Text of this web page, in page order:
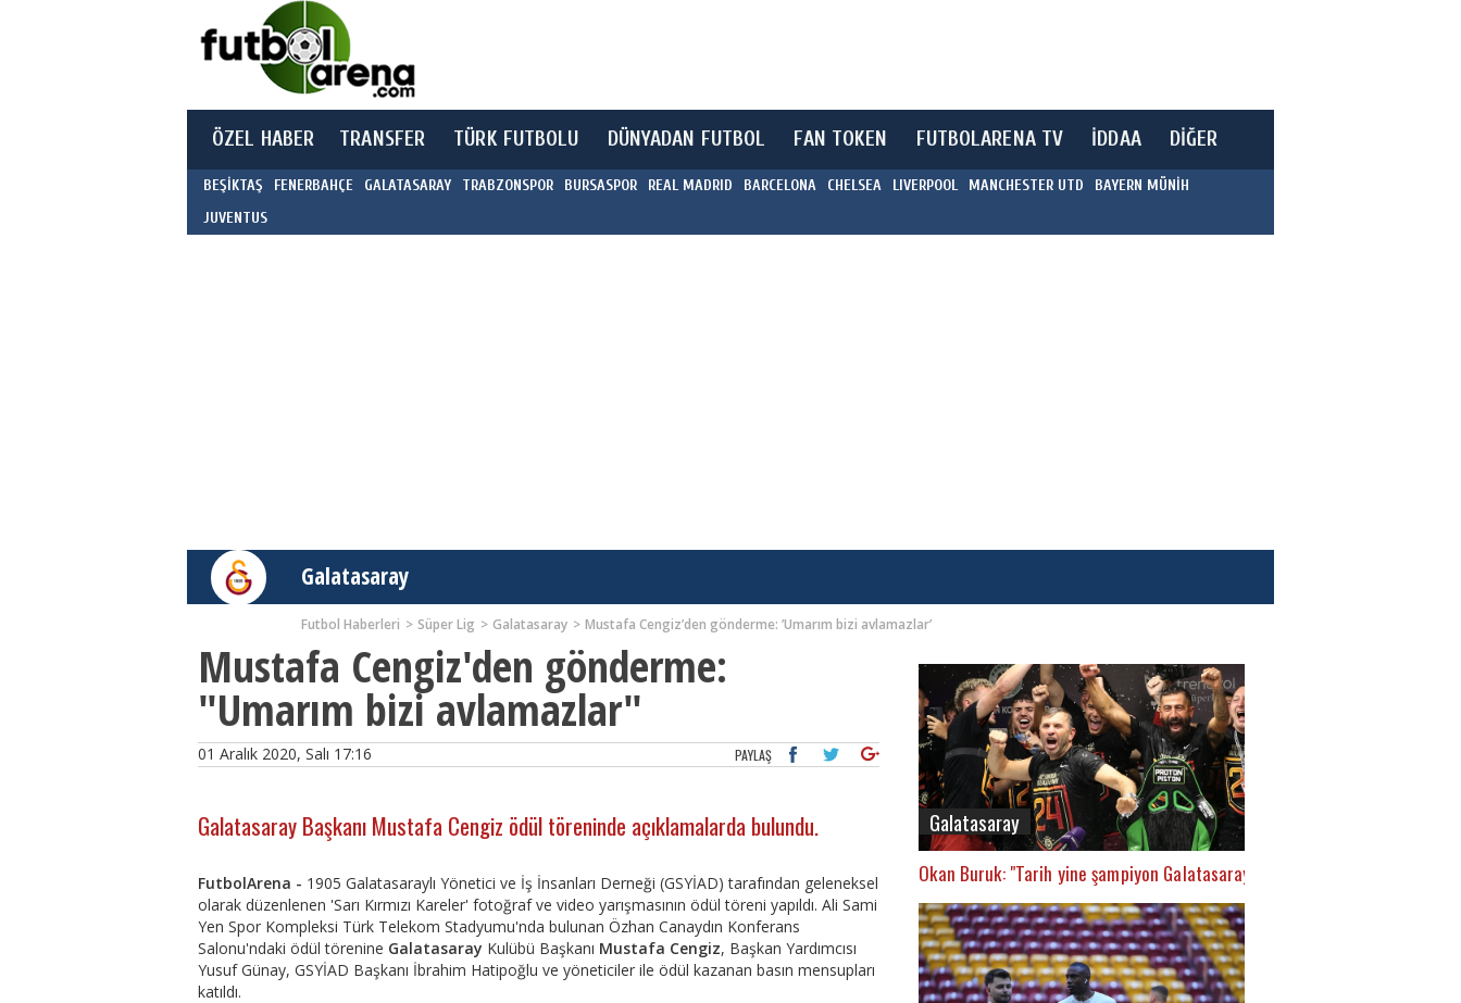
ÖZEL HABER TRANSFER TÜRK FUTBOLU DÜNYADAN FUTBOL FAN TOKEN FUTBOLARENA TV İDDAA DİĞER
BEŞİKTAŞ FENERBAHÇE GALATASARAY TRABZONSPOR BURSASPOR REAL MADRID BARCELONA CHELSEA LIVERPOOL MANCHESTER UTD
BAYERN MÜNİH
JUVENTUS
Galatasaray
Futbol Haberleri Süper Lig Galatasaray Mustafa Cengiz’den gönderme: ’Umarım bizi avlamazlar’
Mustafa Cengiz'den gönderme:
"Umarım bizi avlamazlar"
01 Aralık 2020, Salı 17:16 PAYLAŞ
Galatasaray Başkanı Mustafa Cengiz ödül töreninde açıklamalarda bulundu.
FutbolArena - 1905 Galatasaraylı Yönetici ve İş İnsanları Derneği (GSYİAD) tarafından geleneksel
olarak düzenlenen 'Sarı Kırmızı Kareler' fotoğraf ve video yarışmasının ödül töreni yapıldı. Ali Sami
Yen Spor Kompleksi Türk Telekom Stadyumu'nda bulunan Özhan Canaydın Konferans
Salonu'ndaki ödül törenine Galatasaray Kulübü Başkanı Mustafa Cengiz, Başkan Yardımcısı
Yusuf Günay, GSYİAD Başkanı İbrahim Hatipoğlu ve yöneticiler ile ödül kazanan basın mensupları
katıldı.
Galatasaray
Okan Buruk: "Tarih yine şampiyon Galatasaray’ı yazacak"